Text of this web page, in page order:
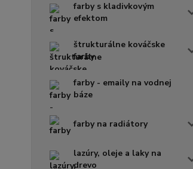
farby s kladivkovým
efektom
štrukturálne kováčske
farby
farby - emaily na vodnej
báze
farby na radiátory
lazúry, oleje a laky na
drevo